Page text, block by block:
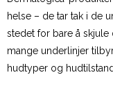
helse – de tar tak i de
stedet for bare å
mange underlinjer
hudtyper og